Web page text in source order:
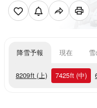
降雪予報 現在
8209ft (上) 7425ft (中)